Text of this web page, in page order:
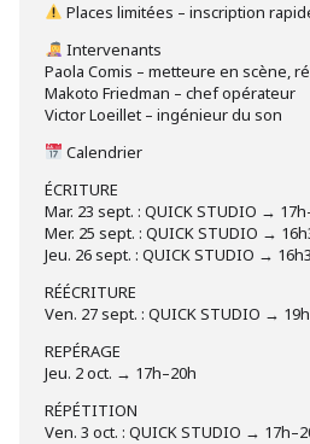
Places limitées – inscription
Intervenants
Paola Comis – metteure en scène,
Makoto Friedman – chef opérateur
Victor Loeillet – ingénieur du son
Calendrier
ÉCRITURE
Mar. 23 sept. : QUICK STUDIO →
Mer. 25 sept. : QUICK STUDIO →
Jeu. 26 sept. : QUICK STUDIO →
RÉÉCRITURE
Ven. 27 sept. : QUICK STUDIO →
REPÉRAGE
Jeu. 2 oct. → 17h–20h
RÉPÉTITION
Ven. 3 oct. : QUICK STUDIO →